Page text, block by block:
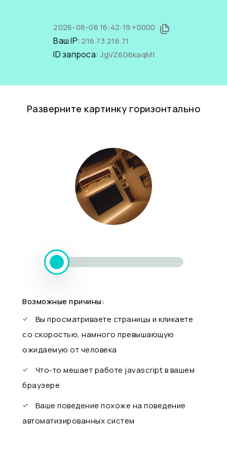
2026-08-08 16:42:19 +0000
Ваш IP:216.73.216.71
ID запроса:JgVZ6D6kaqM1
Разверните картинку горизонтально
Возможные причины:
Вы просматриваете страницы и кликаете
со скоростью, намного превышающую
ожидаемую от человека
Что-то мешает работе javascript в вашем
браузере
Ваше поведение похоже на поведение
автоматизированных систем